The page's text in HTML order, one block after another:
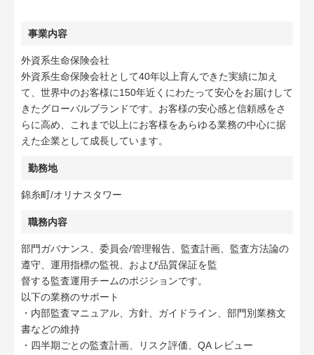
事業内容
外資系生命保険会社
外資系生命保険会社として40年以上育んできた実績に加え
て、世界中のお客様に150年近くにわたって安心をお届けして
きたグローバルブランドです。お客様の安心感と信頼感をさ
らに高め、これまで以上にお客様をあらゆる業務の中心に据
えた企業として成長しています。
勤務地
錦糸町/オリナスタワー
職務内容
部門ガバナンス、委員会/管理報告、監査計画、監査方法論の
遵守、運用指標の監視、および品質保証を監
督する監査運用チームのポジションです。
以下の業務のサポート
・内部監査マニュアル、方針、ガイドライン、部門別業務文
書などの維持
・四半期ごとの監査計画、リスク評価、QA レビュー